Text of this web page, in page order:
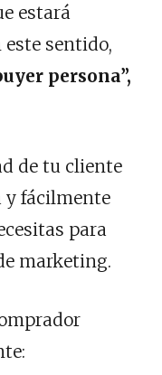
estará
sentido,
persona”,
de tu cliente
y fácilmente
para
marketing.